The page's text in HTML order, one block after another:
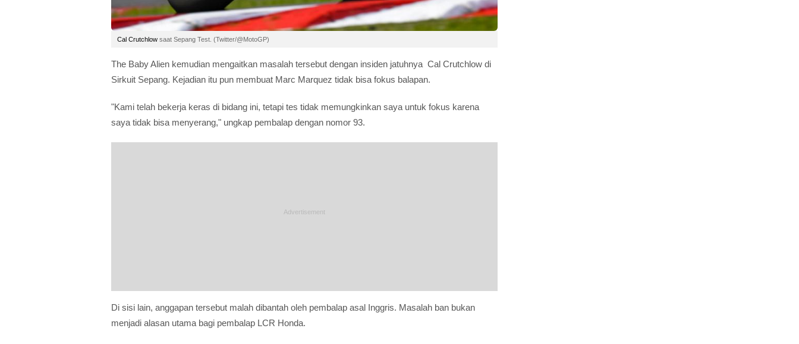
Cal Crutchlow saat Sepang Test. (Twitter/@MotoGP)
The Baby Alien kemudian mengaitkan masalah tersebut dengan insiden jatuhnya Cal Crutchlow di
Sirkuit Sepang. Kejadian itu pun membuat Marc Marquez tidak bisa fokus balapan.
"Kami telah bekerja keras di bidang ini, tetapi tes tidak memungkinkan saya untuk fokus karena
saya tidak bisa menyerang," ungkap pembalap dengan nomor 93.
Di sisi lain, anggapan tersebut malah dibantah oleh pembalap asal Inggris. Masalah ban bukan
menjadi alasan utama bagi pembalap LCR Honda.